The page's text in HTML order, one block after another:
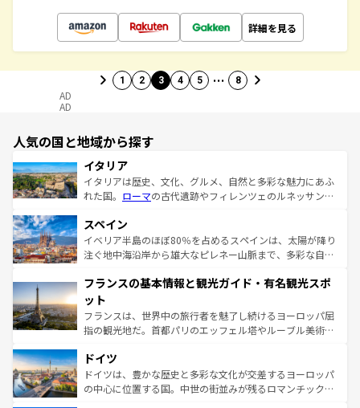
詳細を見る
1 2 3 4 5 … 8
AD
AD
人気の国と地域から探す
イタリア
イタリアは歴史、文化、グルメ、自然と多彩な魅力にあふ
れた国。 ローマの古代遺跡やフィレンツェのルネッサンス
ろん、トスカーナの美しい田園風景やアマルフィ海岸の絶
景など、自然景観も見逃せない。観光の合間には、本場の
ピザやパスタなど、絶品のイタリア料理を堪能することも
ませてくれるイタリアで、忘れられない旅をしてみよう！
なお、新着のイタリア情報は
しい。
スペイン
イベリア半島のほぼ80％を占めるスペインは、太陽が降り
注ぐ地中海沿岸から雄大なピレネー山脈まで、多彩な自然
文化が根付くこの国では、情熱的なフラメンコ、熱気あふ
れる闘牛、そして美味しいタパスが生活の一部となってい
る。首都マドリードの洗練された雰囲気や、バルセロナの
アートに溢れた街角から、地方では古代ローマ遺跡や中世
せる。地方によって風土や気候が異なるスペインはその個
性で訪れる人を魅了する。 なお、新着のスペイン情報は コ
ンテンツ一覧を参照してほしい。
フランスの基本情報と観光ガイド・有名観光スポ
ット
フランスは、世界中の旅行者を魅了し続けるヨーロッパ屈
指の観光地だ。首都パリのエッフェル塔やルーブル美術館
で、幅広い魅力が詰まっている。華麗な宮殿、歴史的な大
聖堂、美しいビーチ、そして豊かな自然が、訪れる者を心
から魅了する。また、フランスは美食の国としても知ら
ドイツ
ドイツは、豊かな歴史と多彩な文化が交差するヨーロッパ
の中心に位置する国。中世の街並みが残るロマンチック街